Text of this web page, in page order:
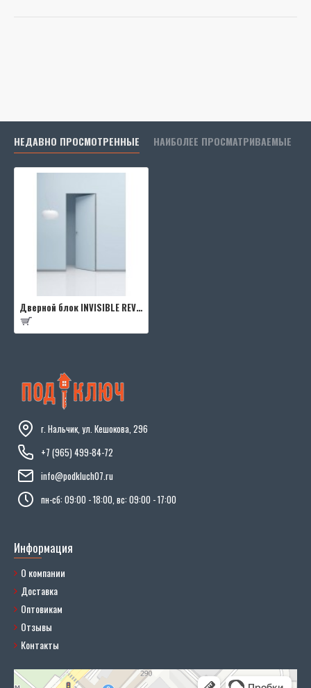
НЕДАВНО ПРОСМОТРЕННЫЕ НАИБОЛЕЕ ПРОСМАТРИВАЕМЫЕ
Дверной блок INVISIBLE REVERSE 0Z 2000*600 (190) L кромка 4 стор. Black Edition (2 петли) Eclipse
г. Нальчик, ул. Кешокова, 296
+7 (965) 499-84-72
info@podkluch07.ru
пн-сб: 09:00 - 18:00, вс: 09:00 - 17:00
Информация
О компании
Доставка
Оптовикам
Отзывы
Контакты